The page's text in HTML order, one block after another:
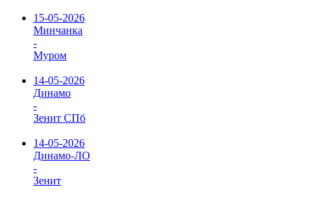
15-05-2026
Минчанка
-
Муром
14-05-2026
Динамо
-
Зенит СПб
14-05-2026
Динамо-ЛО
-
Зенит